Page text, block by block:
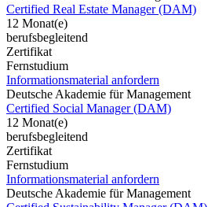
Certified Real Estate Manager (DAM)
12 Monat(e)
berufsbegleitend
Zertifikat
Fernstudium
Informationsmaterial anfordern
Deutsche Akademie für Management
Certified Social Manager (DAM)
12 Monat(e)
berufsbegleitend
Zertifikat
Fernstudium
Informationsmaterial anfordern
Deutsche Akademie für Management